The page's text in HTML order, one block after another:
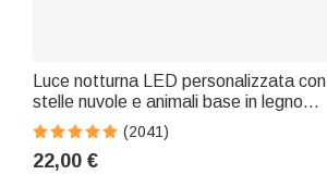
Luce notturna LED personalizzata con
stelle nuvole e animali base in legno
decorazione cameretta regalo di
compleanno e babyshower per bambini
(2041)
22,00 €